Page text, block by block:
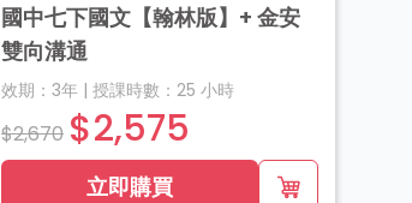
國中七下國文【翰林版】+ 金安
雙向溝通
效期： 3年 | 授課時數： 25 小時
$2,670 $2,575
立即購買